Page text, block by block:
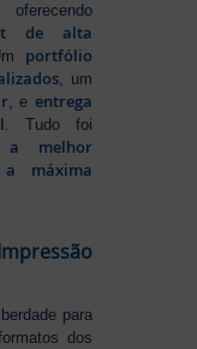
de alta
portfólio
, um
, e entrega
. Tudo foi
a melhor
máxima
para
dos